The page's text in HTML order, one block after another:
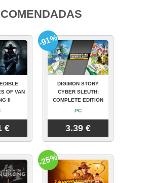
OF VAN
II
€
DIGIMON STORY
CYBER SLEUTH:
COMPLETE EDITION
PC
3.39 €
-91%
-25%